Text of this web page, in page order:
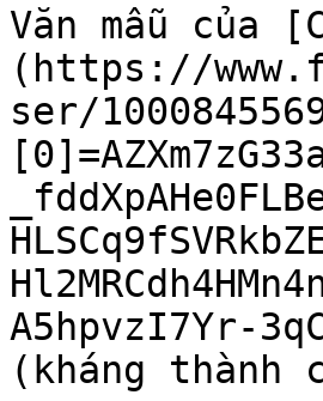
Văn mẫu của
(https://
ser/
A5hpvzI7Yr-
(kháng thành